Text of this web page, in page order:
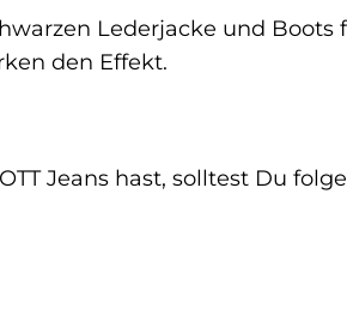
Lederjacke und Boots
den Effekt.
Jeans hast, solltest Du